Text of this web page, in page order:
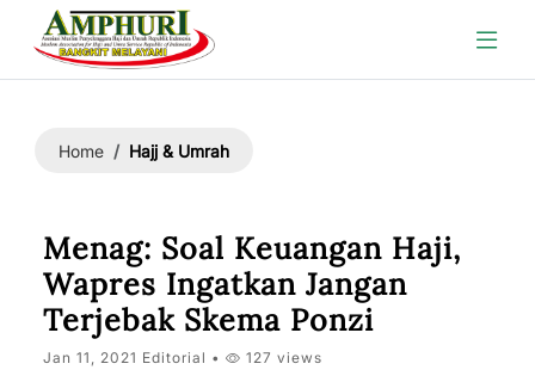
Home Hajj & Umrah
Menag: Soal Keuangan Haji,
Wapres Ingatkan Jangan
Terjebak Skema Ponzi
Jan 11, 2021 Editorial • 127 views